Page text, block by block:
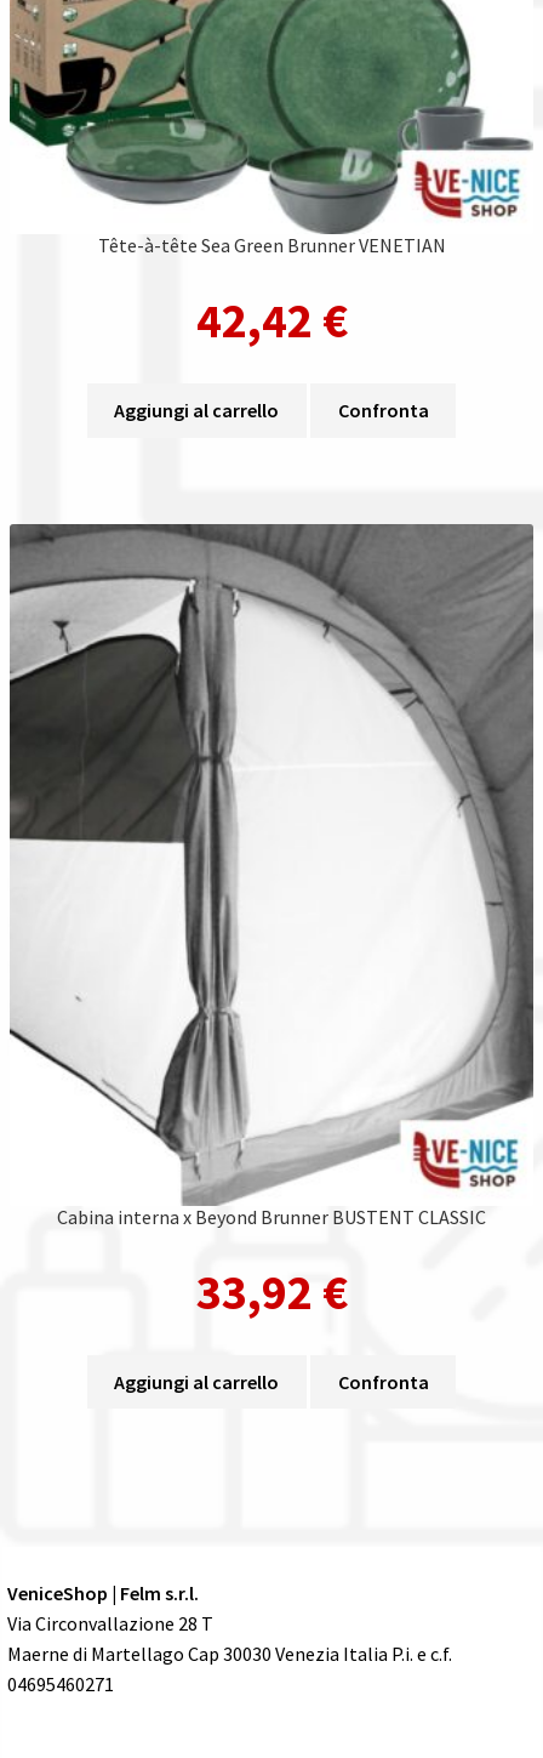
Tête-à-tête Sea Green Brunner VENETIAN
42,42 €
Aggiungi al carrello Confronta
Cabina interna x Beyond Brunner BUSTENT CLASSIC
33,92 €
Aggiungi al carrello Confronta
VeniceShop | Felm s.r.l.
Via Circonvallazione 28 T
Maerne di Martellago Cap 30030 Venezia Italia P.i. e c.f.
04695460271